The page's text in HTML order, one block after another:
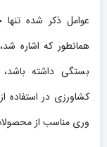
عوامل ذکر شده تنها
همانطور که اشاره
بستگی داشته باشد،
کشاورزی در استفاده
وری مناسب از